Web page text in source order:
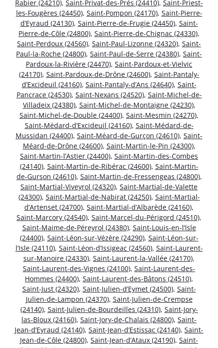
Rabier (24210), Saint-Privat-des-Prés (24410), Saint-Priest-
les-Fougères (24450), Saint-Pompon (24170), Saint-Pierre-
d’Eyraud (24130), Saint-Pierre-de-Frugie (24450), Saint-
Pierre-de-Côle (24800), Saint-Pierre-de-Chignac (24330),
Saint-Perdoux (24560), Saint-Paul-Lizonne (24320), Saint-
Paul-la-Roche (24800), Saint-Paul-de-Serre (24380), Saint-
Pardoux-la-Rivière (24470), Saint-Pardoux-et-Vielvic
(24170), Saint-Pardoux-de-Drône (24600), Saint-Pantaly-
d’Excideuil (24160), Saint-Pantaly-d’Ans (24640), Saint-
Pancrace (24530), Saint-Nexans (24520), Saint-Michel-de-
Villadeix (24380), Saint-Michel-de-Montaigne (24230),
Saint-Michel-de-Double (24400), Saint-Mesmin (24270),
Saint-Médard-d’Excideuil (24160), Saint-Médard-de-
Mussidan (24400), Saint-Méard-de-Gurçon (24610), Saint-
Méard-de-Drône (24600), Saint-Martin-le-Pin (24300),
Saint-Martin-l’Astier (24400), Saint-Martin-des-Combes
(24140), Saint-Martin-de-Ribérac (24600), Saint-Martin-
de-Gurson (24610), Saint-Martin-de-Fressengeas (24800),
Saint-Martial-Viveyrol (24320), Saint-Martial-de-Valette
(24300), Saint-Martial-de-Nabirat (24250), Saint-Martial-
d’Artenset (24700), Saint-Martial-d’Albarède (24160),
Saint-Marcory (24540), Saint-Marcel-du-Périgord (24510),
Saint-Maime-de-Péreyrol (24380), Saint-Louis-en-l’Isle
(24400), Saint-Léon-sur-Vézère (24290), Saint-Léon-sur-
l’Isle (24110), Saint-Léon-d’Issigeac (24560), Saint-Laurent-
sur-Manoire (24330), Saint-Laurent-la-Vallée (24170),
Saint-Laurent-des-Vignes (24100), Saint-Laurent-des-
Hommes (24400), Saint-Laurent-des-Bâtons (24510),
Saint-Just (24320), Saint-Julien-d’Eymet (24500), Saint-
Julien-de-Lampon (24370), Saint-Julien-de-Crempse
(24140), Saint-Julien-de-Bourdeilles (24310), Saint-Jory-
las-Bloux (24160), Saint-Jory-de-Chalais (24800), Saint-
Jean-d’Eyraud (24140), Saint-Jean-d’Estissac (24140), Saint-
Jean-de-Côle (24800), Saint-Jean-d’Ataux (24190), Saint-